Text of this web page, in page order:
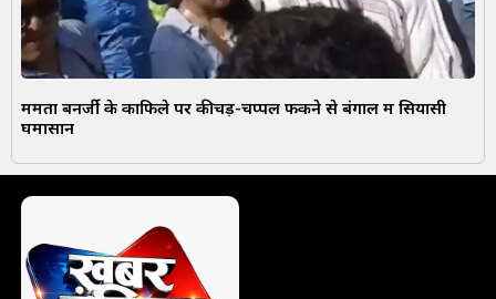
ममता बनर्जी के काफिले पर कीचड़-चप्पल फेंकने से बंगाल में सियासी
घमासान